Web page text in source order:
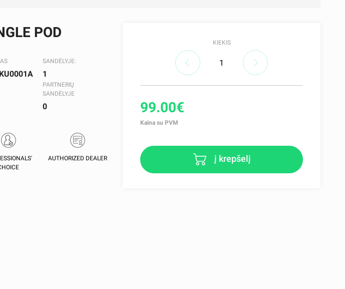
POD
SANDĖLYJE:
1
PARTNERIŲ
SANDĖLYJE
0
AUTHORIZED DEALER
KIEKIS
99.00€
Kaina su PVM
į krepšelį